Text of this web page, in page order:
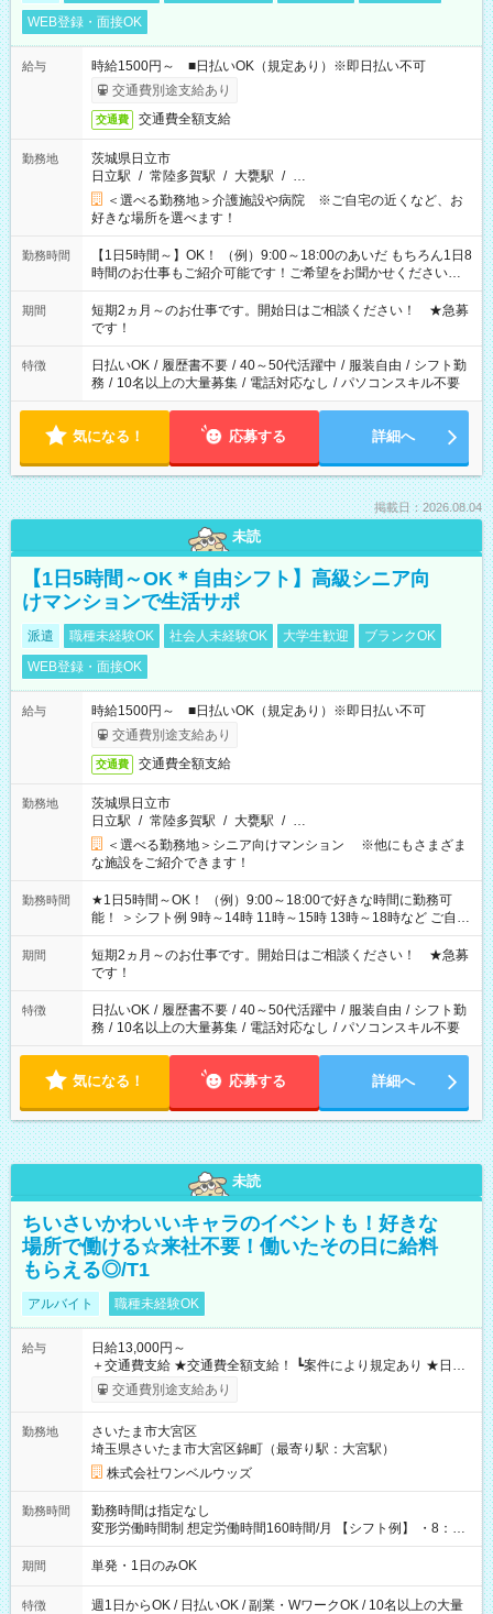
WEB登録・面接OK
給与
時給1500円～ ■日払いOK（規定あり）※即日払い不可
交通費別途支給あり
交通費 交通費全額支給
勤務地
茨城県日立市
日立駅 / 常陸多賀駅 / 大甕駅 / …
＜選べる勤務地＞介護施設や病院 ※ご自宅の近くなど、お
好きな場所を選べます！
勤務時間
【1日5時間～】OK！ （例）9:00～18:00のあいだ もちろん1日8
時間のお仕事もご紹介可能です！ご希望をお聞かせください！
その他の時間帯もあなたのライフスタイルに合わせて お選びい
ただけます！ 【シフト固定もOK】★家庭の都合でお休みが必要
な場合も遠慮なくご相談ください。 ※週最低15時間以上の勤務
が必要です
期間
短期2ヵ月～のお仕事です。開始日はご相談ください！ ★急募
です！
特徴 日払いOK / 履歴書不要 / 40～50代活躍中 / 服装自由 / シフト勤
務 / 10名以上の大量募集 / 電話対応なし / パソコンスキル不要
気になる！ 応募する 詳細へ
掲載日：2026.08.04
未読
【1日5時間～OK＊自由シフト】高級シニア向
けマンションで生活サポ
派遣 職種未経験OK 社会人未経験OK 大学生歓迎
ブランクOK
WEB登録・面接OK
給与
時給1500円～ ■日払いOK（規定あり）※即日払い不可
交通費別途支給あり
交通費 交通費全額支給
勤務地
茨城県日立市
日立駅 / 常陸多賀駅 / 大甕駅 / …
＜選べる勤務地＞シニア向けマンション ※他にもさまざま
な施設をご紹介できます！
勤務時間
★1日5時間～OK！ （例）9:00～18:00で好きな時間に勤務可
能！ ＞シフト例 9時～14時 11時～15時 13時～18時など ご自身
のご都合に合わせて勤務時間をご相談ください！ ★家庭の都合
でお休みや時間の調整が必要な場合も遠慮なくご相談くださ
い。
期間
短期2ヵ月～のお仕事です。開始日はご相談ください！ ★急募
です！
特徴 日払いOK / 履歴書不要 / 40～50代活躍中 / 服装自由 / シフト勤
務 / 10名以上の大量募集 / 電話対応なし / パソコンスキル不要
気になる！ 応募する 詳細へ
未読
ちいさいかわいいキャラのイベントも！好きな
場所で働ける☆来社不要！働いたその日に給料
もらえる◎/T1
アルバイト 職種未経験OK
給与
日給13,000円～
＋交通費支給 ★交通費全額支給！ ┗案件により規定あり ★日払
いOK！（規定あり） ┗働いたその日に現金GET♪ お仕事後はコ
ンビニATMから 日払い分を引き落とせます！ 【試用期間】試
交通費別途支給あり
勤務地
さいたま市大宮区
埼玉県さいたま市大宮区錦町（最寄り駅：大宮駅）
株式会社ワンベルウッズ
勤務時間
勤務時間は指定なし
変形労働時間制 想定労働時間160時間/月 【シフト例】 ・8：00
～21：00
期間 単発・1日のみOK
特徴
週1日からOK / 日払いOK / 副業・WワークOK / 10名以上の大量